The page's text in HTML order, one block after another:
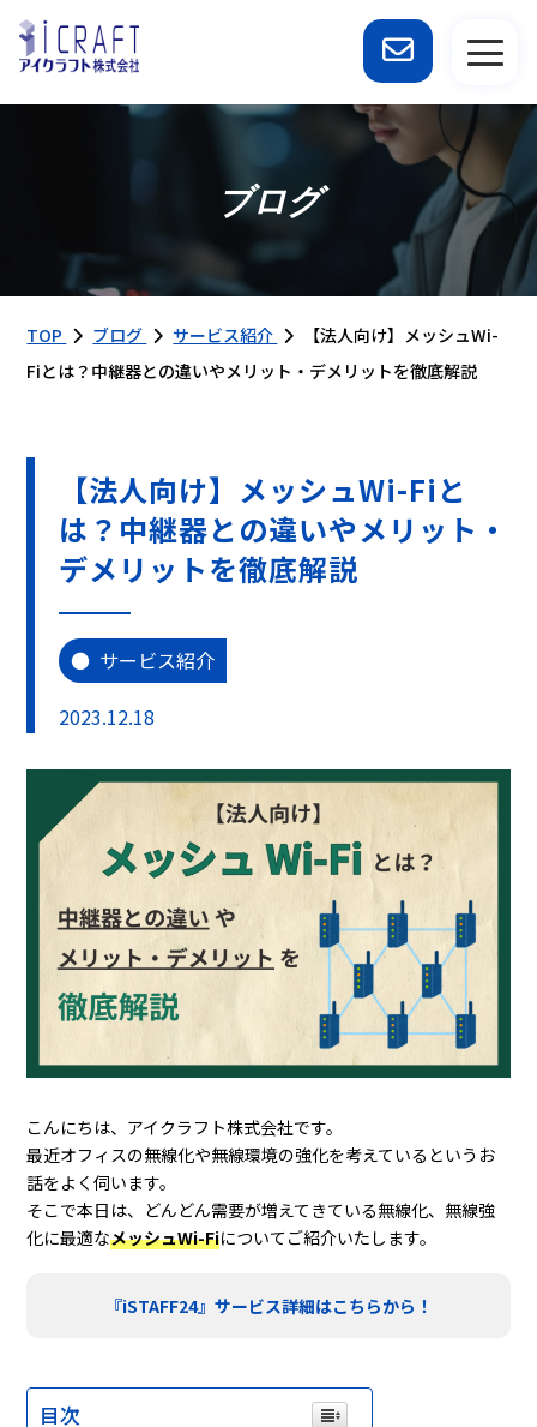
ブログ
TOP ブログ サービス紹介
【法人向け】メッシュWi-
Fiとは？中継器との違いやメリット・デメリットを徹底解説
【法人向け】メッシュWi-Fiと
は？中継器との違いやメリット・
デメリットを徹底解説
サービス紹介
2023.12.18
こんにちは、アイクラフト株式会社です。
最近オフィスの無線化や無線環境の強化を考えているというお
話をよく伺います。
そこで本日は、どんどん需要が増えてきている無線化、無線強
化に最適なメッシュWi-Fiについてご紹介いたします。
『iSTAFF24』サービス詳細はこちらから！
目次